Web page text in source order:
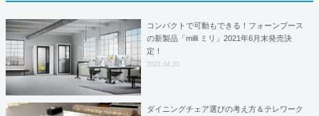
コンパクトで可動もできる！フォーンブース
の新製品「milli ミリ」2021年6月末発売決
定！
2021.04.20
ダイニングチェア選びの考え方＆テレワーク